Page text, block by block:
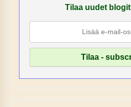
Tilaa uudet